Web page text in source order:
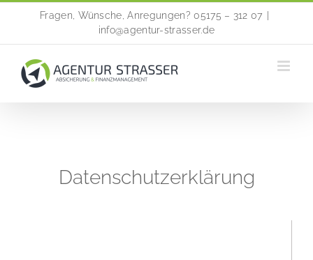
springen
Fragen, Wünsche, Anregungen? 05175 – 312 07
info@agentur-strasser.de
Datenschutzerklärung